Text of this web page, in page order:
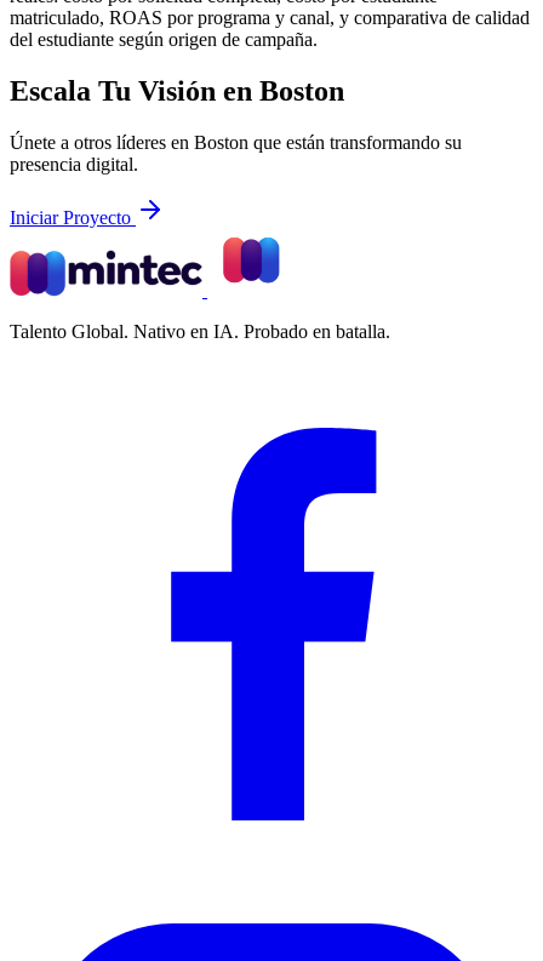
matriculado, ROAS por programa y canal, y comparativa de calidad
del estudiante según origen de campaña.
Escala Tu Visión en Boston
Únete a otros líderes en Boston que están transformando su
presencia digital.
Iniciar Proyecto
Talento Global. Nativo en IA. Probado en batalla.